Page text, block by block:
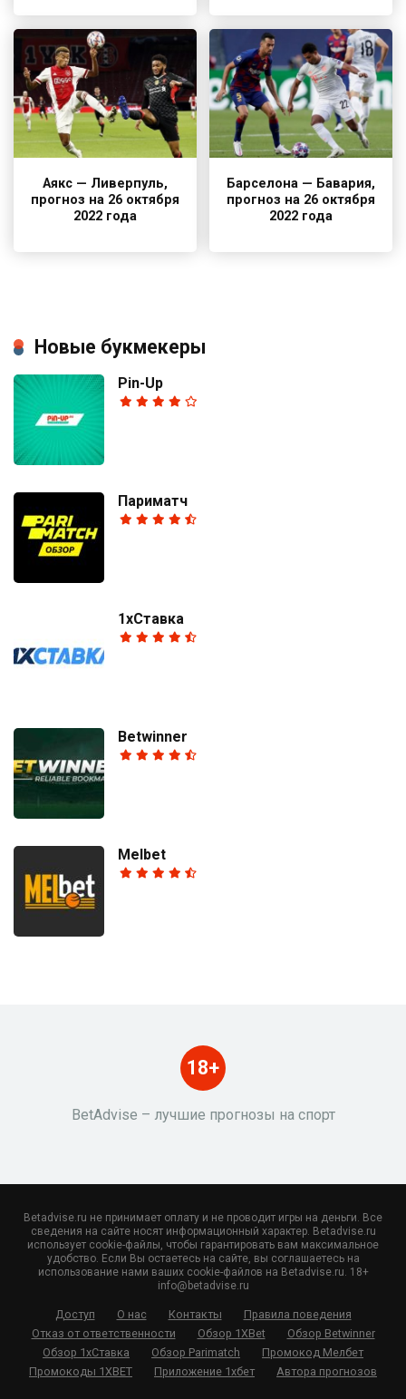
Аякс — Ливерпуль,
прогноз на 26 октября
2022 года
Барселона — Бавария,
прогноз на 26 октября
2022 года
Новые букмекеры
Pin-Up
Париматч
1хСтавка
Betwinner
Melbet
BetAdvise – лучшие прогнозы на спорт
18+
Betadvise.ru не принимает оплату и не проводит игры на деньги. Все
сведения на сайте носят информационный характер. Betadvise.ru
использует cookie-файлы, чтобы гарантировать вам максимальное
удобство. Если Вы остаетесь на сайте, вы соглашаетесь на
использование нами ваших cookie-файлов на Betadvise.ru. 18+
info@betadvise.ru
Доступ О нас Контакты
Правила поведения
Отказ от ответственности
Обзор 1XBet
Обзор Betwinner
Обзор 1хСтавка
Обзор Parimatch
Промокод Мелбет
Промокоды 1XBET
Приложение 1хбет Автора прогнозов